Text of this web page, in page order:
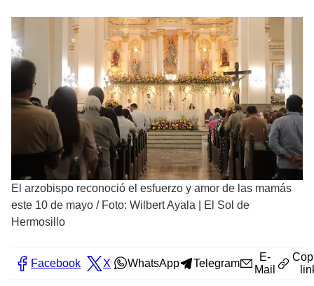
El arzobispo reconoció el esfuerzo y amor de las mamás
este 10 de mayo / Foto: Wilbert Ayala | El Sol de
Hermosillo
Facebook X WhatsApp Telegram
E-
Mail